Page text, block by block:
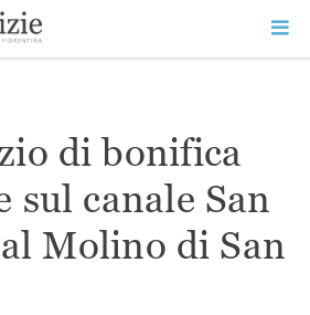
di bonifica
sul canale San
Molino di San